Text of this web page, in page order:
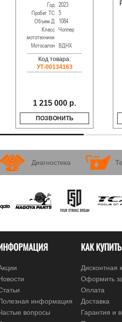
Год 2023
Пробег ТС 5
Объем Д
1084
Класс
мототехники
Чоппер
Мотосалон ВДНХ
Код товара:
УТ-00134163
1 215 000 р.
ПОЗВОНИТЬ
Диагностика
информация
вопросы
КАК КУПИТЬ
Дисконтная
Оформить
Оплата
Доставка
Гарантия и